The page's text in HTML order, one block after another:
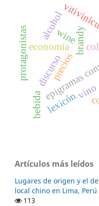
epigramasvino
winebrandy
precios
economía
protagonistas discurso
lexicón
bebida
alcohol
Artículos más leídos
Lugares de origen y el
local chino en Lima, Perú
113